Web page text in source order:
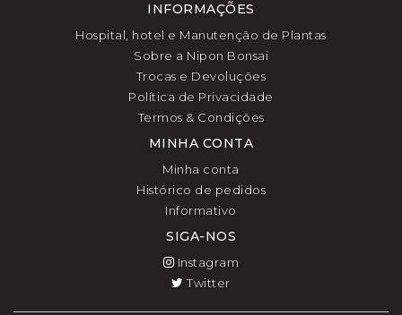
INFORMAÇÕES
Hospital, hotel e Manutenção de Plantas
Sobre a Nipon Bonsai
Trocas e Devoluções
Política de Privacidade
Termos & Condições
MINHA CONTA
Minha conta
Histórico de pedidos
Informativo
SIGA-NOS
Instagram
Twitter